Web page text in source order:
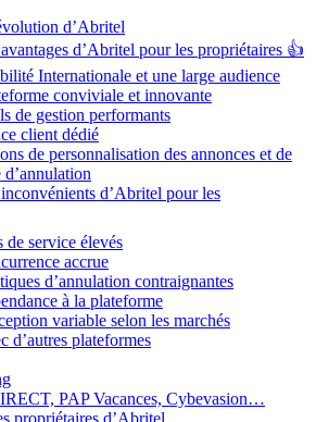
d’Abritel
d’Abritel pour les propriétaires 👍
Internationale et une large audience
conviviale et innovante
de gestion performants
client dédié
de personnalisation des annonces et de
d’Abritel pour les
de service élevés
accrue
d’annulation contraignantes
à la plateforme
variable selon les marchés
d’autres plateformes
PAP Vacances, Cybevasion…
propriétaires d’Abritel